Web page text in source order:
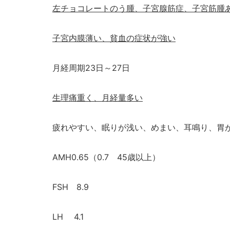
左チョコレートのう腫、子宮腺筋症、子宮筋腫
子宮内膜薄い、貧血の症状が強い
月経周期23日～ 27日
生理痛重く、月経量多い
疲れやすい、眠りが浅い、めまい、耳鳴り、胃
AMH0.65 （0.7 45歳以上）
FSH 8.9
LH 4.1